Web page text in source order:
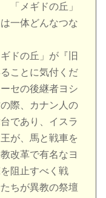
「メギドの丘」
一体どんなつな
ドの丘」が『旧
ことに気付くだ
セの後継者ヨシ
際、カナン人の
であり、イスラ
が、馬と戦車を
改革で有名なヨ
阻止すべく戦
ちが異教の祭壇